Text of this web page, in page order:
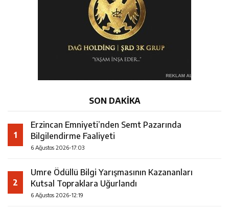
SON DAKİKA
1
Erzincan Emniyeti’nden Semt Pazarında
Bilgilendirme Faaliyeti
6 Ağustos 2026-17:03
2
Umre Ödüllü Bilgi Yarışmasının Kazananları
Kutsal Topraklara Uğurlandı
6 Ağustos 2026-12:19